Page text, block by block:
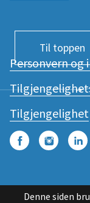
Personvern og
Tilgjengelighet
Facebook
Til toppen
Denne siden